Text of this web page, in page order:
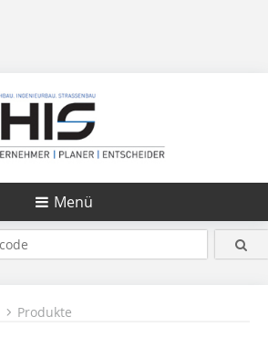
Menü
Produkte